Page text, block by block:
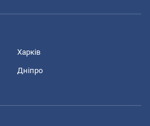
Харків
Дніпро